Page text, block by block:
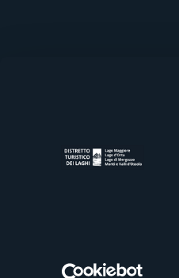
Distretto Turistico
Sede legale e